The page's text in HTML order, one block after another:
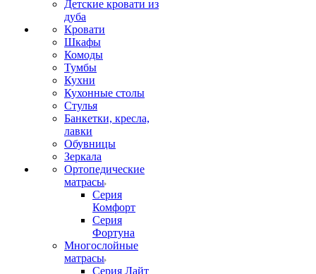
Детские кровати из
дуба
Кровати
Шкафы
Комоды
Тумбы
Кухни
Кухонные столы
Стулья
Банкетки, кресла,
лавки
Обувницы
Зеркала
Ортопедические
матрасы
Серия
Комфорт
Серия
Фортуна
Многослойные
матрасы
Серия Лайт